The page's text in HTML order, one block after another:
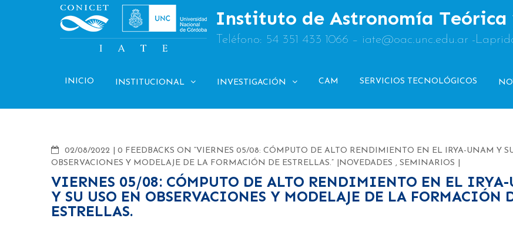
Instituto de Astronomía
Teléfono: 54 351 433 1066 – iate@oac.unc.edu.ar -
INICIO INSTITUCIONAL INVESTIGACIÓN CAM SERVICIOS TECNOLÓGICOS
02/08/2022 COMMENTS
0 FEEDBACKS ON “VIERNES 05/08: CÓMPUTO DE ALTO RENDIMIENTO EN EL IRYA-UNAM Y
OBSERVACIONES Y MODELAJE DE LA FORMACIÓN DE ESTRELLAS.”
NOVEDADES , SEMINARIOS
VIERNES 05/08: CÓMPUTO DE ALTO RENDIMIENTO EN EL IRYA-
Y SU USO EN OBSERVACIONES Y MODELAJE DE LA FORMACIÓN
ESTRELLAS.